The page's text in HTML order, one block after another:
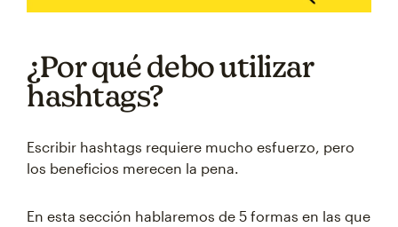
¿Por qué debo utilizar
hashtags?
Escribir hashtags requiere mucho esfuerzo, pero
los beneficios merecen la pena.
En esta sección hablaremos de 5 formas en las que